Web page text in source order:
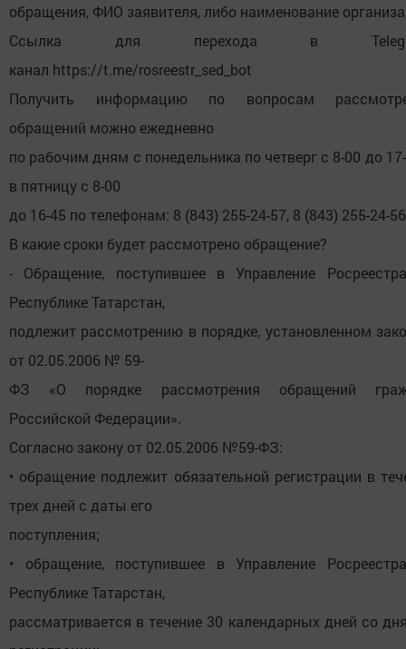
обращения, ФИО заявителя, либо наименование
Cсылка для перехода в
канал https://t.me/rosreestr_sed_bot
Получить информацию по вопросам
обращений можно ежедневно
по рабочим дням с понедельника по четверг с 8-00 до
в пятницу с 8-00
до 16-45 по телефонам: 8 (843) 255-24-57, 8 (843) 255-24-
В какие сроки будет рассмотрено обращение?
- Обращение, поступившее в Управление
Республике Татарстан,
подлежит рассмотрению в порядке, установленном
от 02.05.2006 № 59-
ФЗ «О порядке рассмотрения обращений
Российской Федерации».
Согласно закону от 02.05.2006 №59-ФЗ:
• обращение подлежит обязательной регистрации в
трех дней с даты его
поступления;
• обращение, поступившее в Управление
Республике Татарстан,
рассматривается в течение 30 календарных дней со